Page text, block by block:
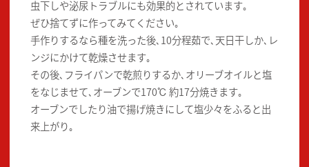
虫下しや泌尿トラブルにも効果的とされています｡
ぜひ捨てずに作ってみてください｡
手作りするなら種を洗った後､10分程茹で､天日干しか､レ
ンジにかけて乾燥させます｡
その後､フライパンで乾煎りするか､オリーブオイルと塩
をなじませて､オーブンで170℃ 約17分焼きます｡
オーブンでしたり油で揚げ焼きにして塩少々をふると出
来上がり｡